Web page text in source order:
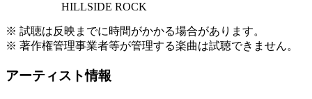
HILLSIDE ROCK
※ 試聴は反映までに時間がかかる場合があります。
※ 著作権管理事業者等が管理する楽曲は試聴できません。
アーティスト情報